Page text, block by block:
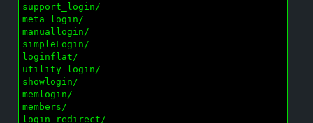
support_login/
meta_login/
manuallogin/
simpleLogin/
loginflat/
utility_login/
showlogin/
memlogin/
members/
login-redirect/